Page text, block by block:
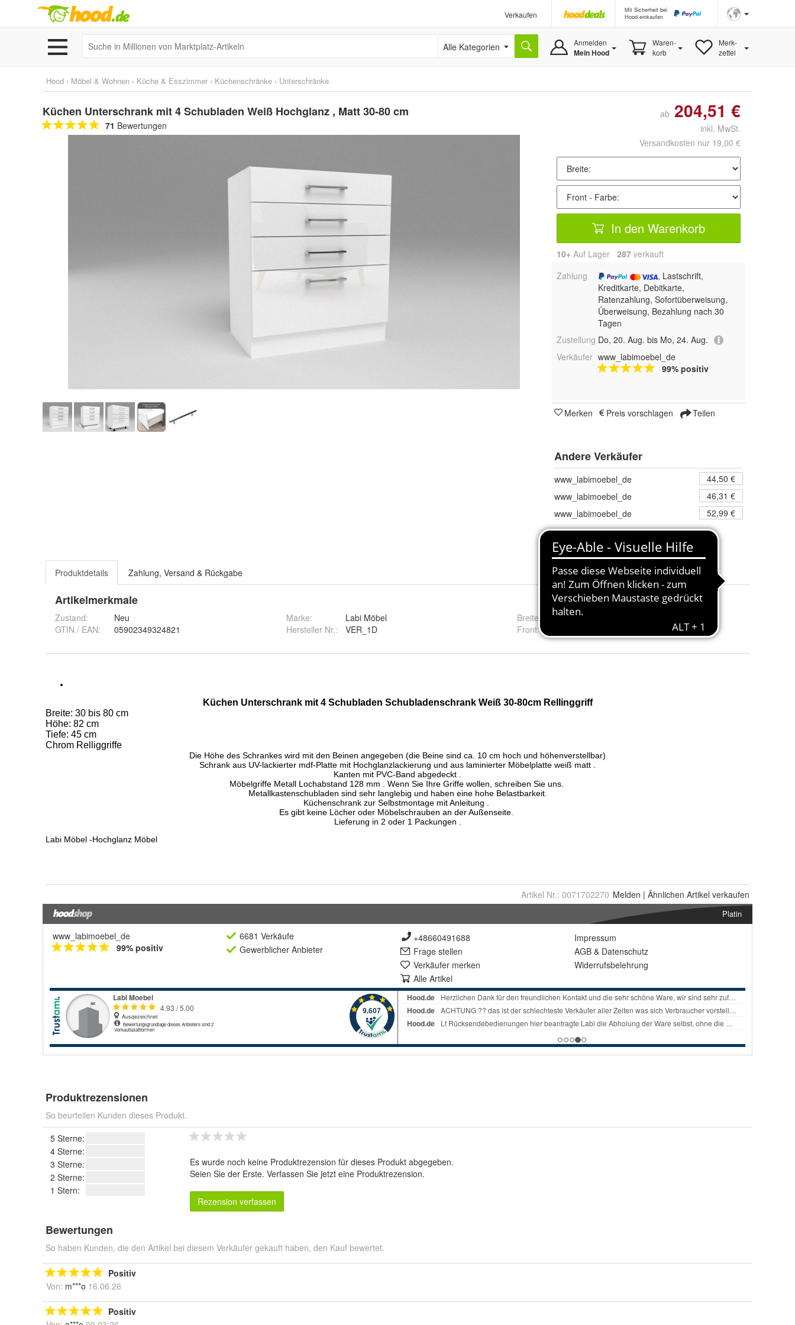
Verkaufen
Mit Sicherheit bei
Hood einkaufen
Alle Kategorien Anmelden
Mein Hood
Waren-
korb
Merk-
zettel
Hood › Möbel & Wohnen › Küche & Esszimmer › Küchenschränke › Unterschränke
Küchen Unterschrank mit 4 Schubladen Weiß Hochglanz , Matt 30-80 cm
71 Bewertungen
ab 204,51 €
inkl. MwSt.
Versandkosten nur 19,00 €
In den Warenkorb
10+ Auf Lager 287 verkauft
Zahlung
, Lastschrift,
Kreditkarte, Debitkarte,
Ratenzahlung, Sofortüberweisung,
Überweisung, Bezahlung nach 30
Tagen
Zustellung Do, 20. Aug. bis Mo, 24. Aug.
Verkäufer www_labimoebel_de
99% positiv
Merken Preis vorschlagen Teilen
Andere Verkäufer
www_labimoebel_de
44,50 €
www_labimoebel_de
46,31 €
www_labimoebel_de
52,99 €
22 Angebote ab 44,50 €
Produktdetails Zahlung, Versand & Rückgabe
Artikelmerkmale
Zustand:
Neu
GTIN / EAN:
05902349324821
Marke:
Labi Möbel
Hersteller Nr.:
VER_1D
Breite
Front - Farbe
Weiß Matt und Weiß Hochglanz
Artikel Nr.: 0071702270 Melden | Ähnlichen Artikel verkaufen
Platin
www_labimoebel_de
99% positiv
6681 Verkäufe
Gewerblicher Anbieter
+48660491688
Frage stellen
Verkäufer merken
Alle Artikel
Impressum
AGB & Datenschutz
Widerrufsbelehrung
Produktrezensionen
So beurteilen Kunden dieses Produkt.
5 Sterne:
4 Sterne:
3 Sterne:
2 Sterne:
1 Stern:
Es wurde noch keine Produktrezension für dieses Produkt abgegeben.
Seien Sie der Erste. Verfassen Sie jetzt eine Produktrezension.
Rezension verfassen
Bewertungen
So haben Kunden, die den Artikel bei diesem Verkäufer gekauft haben, den Kauf bewertet.
Positiv
Von: m***o 16.06.26
Positiv